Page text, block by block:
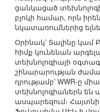
ցանկացած
բլոկի համար, որն
նկատառումներից
Օրինակ՝ Տալինը
հիմք կունենան
տեխնոլոգիայի
շինարարության
դրությամբ՝ WWR-ը
տեխնոլոգիաներն են
ասպարեզում։